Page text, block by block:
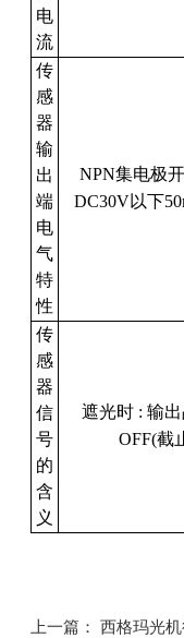
电
流
传
感
器
输
出
端
电
气
特
性
NPN集电极
DC30V以下
传
感
器
信
号
的
含
义
遮光时 :输
OFF(截
上一篇： 西格玛光